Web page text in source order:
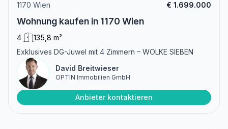
1170 Wien € 1.699.000
Wohnung kaufen in 1170 Wien
4
135,8 m²
Exklusives DG-Juwel mit 4 Zimmern – WOLKE SIEBEN
David Breitwieser
OPTIN Immobilien GmbH
Anbieter kontaktieren